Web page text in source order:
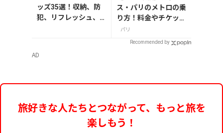
ッズ35選！収納、防
犯、リフレッシュ、
ス・パリのメトロの乗
り方！料金やチケット
の種類、注意点を解説
パリ
Recommended by
AD
旅好きな人たちとつながって、もっと旅を
楽しもう！